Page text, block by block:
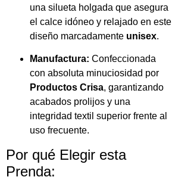
una silueta holgada que asegura
el calce idóneo y relajado en este
diseño marcadamente unisex.
Manufactura: Confeccionada
con absoluta minuciosidad por
Productos Crisa, garantizando
acabados prolijos y una
integridad textil superior frente al
uso frecuente.
Por qué Elegir esta
Prenda: